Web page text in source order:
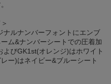
ナルナンバーフォントにエンブ
ム&ナンバーシートでの圧着加
びGK1st(オレンジ)はホワイト
ー)はネイビー&ブルーシート